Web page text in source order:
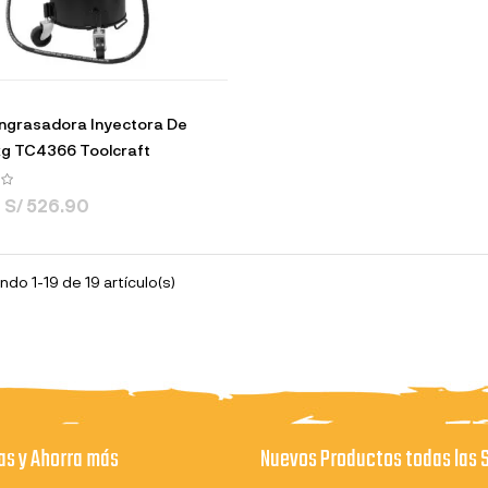
Inyectora De
TC4366 Toolcraft
S/ 526.90
1-19 de 19 artículo(s)
y Ahorra más Nuevos Productos todas las